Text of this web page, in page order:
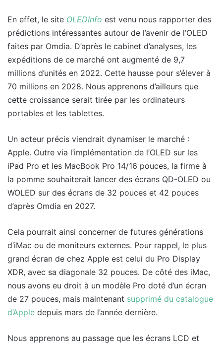
En effet, le site OLEDInfo est venu nous rapporter des
prédictions intéressantes autour de l’avenir de l’OLED
faites par Omdia. D’après le cabinet d’analyses, les
expéditions de ce marché ont augmenté de 9,7
millions d’unités en 2022. Cette hausse pour s’élever à
70 millions en 2028. Nous apprenons d’ailleurs que
cette croissance serait tirée par les ordinateurs
portables et les tablettes.
Un acteur précis viendrait dynamiser le marché :
Apple. Outre via l’implémentation de l’OLED sur les
iPad Pro et les MacBook Pro 14/16 pouces, la firme à
la pomme souhaiterait lancer des écrans QD-OLED ou
WOLED sur des écrans de 32 pouces et 42 pouces
d’après Omdia en 2027.
Cela pourrait ainsi concerner de futures générations
d’iMac ou de moniteurs externes. Pour rappel, le plus
grand écran de chez Apple est celui du Pro Display
XDR, avec sa diagonale 32 pouces. De côté des iMac,
nous avons eu droit à un modèle Pro doté d’un écran
de 27 pouces, mais maintenant supprimé du catalogue
d’Apple depuis mars de l’année dernière.
Nous apprenons au passage que les écrans LCD et